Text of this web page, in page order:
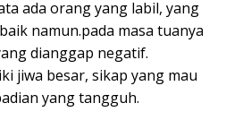
ada orang yang labil, yang
namun.pada masa tuanya
dianggap negatif.
jiwa besar, sikap yang mau
yang tangguh.